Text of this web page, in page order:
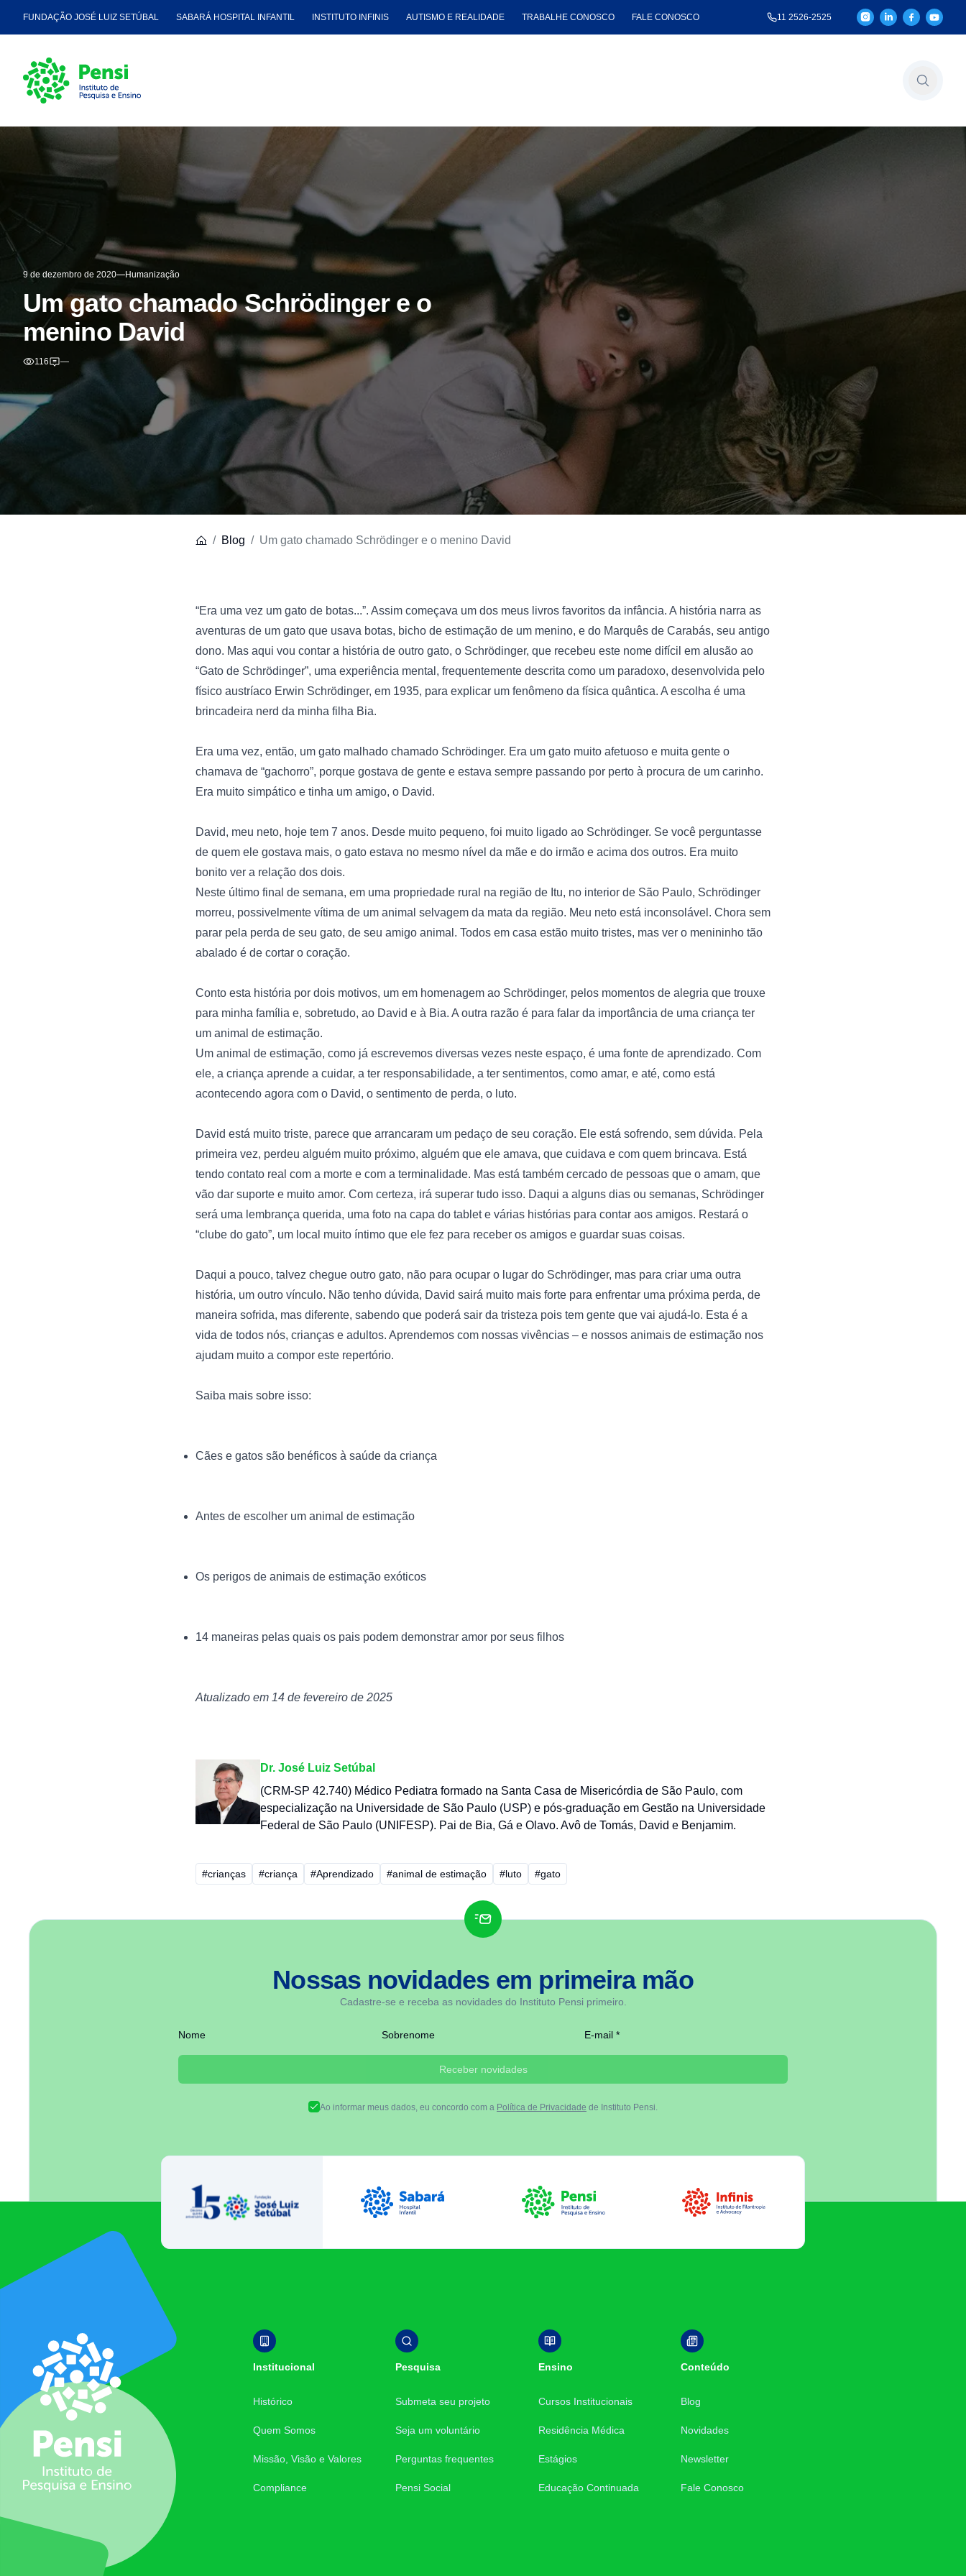
FUNDAÇÃO JOSÉ LUIZ SETÚBAL SABARÁ HOSPITAL INFANTIL INSTITUTO INFINIS AUTISMO E REALIDADE TRABALHE CONOSCO FALE CONOSCO 11 2526-2525
9 de dezembro de 2020 Humanização
Um gato chamado Schrödinger e o
menino David
116 —
Blog Um gato chamado Schrödinger e o menino David
“Era uma vez um gato de botas...”. Assim começava um dos meus livros favoritos da infância. A história narra as
aventuras de um gato que usava botas, bicho de estimação de um menino, e do Marquês de Carabás, seu antigo
dono. Mas aqui vou contar a história de outro gato, o Schrödinger, que recebeu este nome difícil em alusão ao
“Gato de Schrödinger”, uma experiência mental, frequentemente descrita como um paradoxo, desenvolvida pelo
físico austríaco Erwin Schrödinger, em 1935, para explicar um fenômeno da física quântica. A escolha é uma
brincadeira nerd da minha filha Bia.
Era uma vez, então, um gato malhado chamado Schrödinger. Era um gato muito afetuoso e muita gente o
chamava de “gachorro”, porque gostava de gente e estava sempre passando por perto à procura de um carinho.
Era muito simpático e tinha um amigo, o David.
David, meu neto, hoje tem 7 anos. Desde muito pequeno, foi muito ligado ao Schrödinger. Se você perguntasse
de quem ele gostava mais, o gato estava no mesmo nível da mãe e do irmão e acima dos outros. Era muito
bonito ver a relação dos dois.
Neste último final de semana, em uma propriedade rural na região de Itu, no interior de São Paulo, Schrödinger
morreu, possivelmente vítima de um animal selvagem da mata da região. Meu neto está inconsolável. Chora sem
parar pela perda de seu gato, de seu amigo animal. Todos em casa estão muito tristes, mas ver o menininho tão
abalado é de cortar o coração.
Conto esta história por dois motivos, um em homenagem ao Schrödinger, pelos momentos de alegria que trouxe
para minha família e, sobretudo, ao David e à Bia. A outra razão é para falar da importância de uma criança ter
um animal de estimação.
Um animal de estimação, como já escrevemos diversas vezes neste espaço, é uma fonte de aprendizado. Com
ele, a criança aprende a cuidar, a ter responsabilidade, a ter sentimentos, como amar, e até, como está
acontecendo agora com o David, o sentimento de perda, o luto.
David está muito triste, parece que arrancaram um pedaço de seu coração. Ele está sofrendo, sem dúvida. Pela
primeira vez, perdeu alguém muito próximo, alguém que ele amava, que cuidava e com quem brincava. Está
tendo contato real com a morte e com a terminalidade. Mas está também cercado de pessoas que o amam, que
vão dar suporte e muito amor. Com certeza, irá superar tudo isso. Daqui a alguns dias ou semanas, Schrödinger
será uma lembrança querida, uma foto na capa do tablet e várias histórias para contar aos amigos. Restará o
“clube do gato”, um local muito íntimo que ele fez para receber os amigos e guardar suas coisas.
Daqui a pouco, talvez chegue outro gato, não para ocupar o lugar do Schrödinger, mas para criar uma outra
história, um outro vínculo. Não tenho dúvida, David sairá muito mais forte para enfrentar uma próxima perda, de
maneira sofrida, mas diferente, sabendo que poderá sair da tristeza pois tem gente que vai ajudá-lo. Esta é a
vida de todos nós, crianças e adultos. Aprendemos com nossas vivências – e nossos animais de estimação nos
ajudam muito a compor este repertório.
Cães e gatos são benéficos à saúde da criança
Antes de escolher um animal de estimação
Os perigos de animais de estimação exóticos
14 maneiras pelas quais os pais podem demonstrar amor por seus filhos
Atualizado em 14 de fevereiro de 2025
Dr. José Luiz Setúbal
(CRM-SP 42.740) Médico Pediatra formado na Santa Casa de Misericórdia de São Paulo, com
especialização na Universidade de São Paulo (USP) e pós-graduação em Gestão na Universidade
Federal de São Paulo (UNIFESP). Pai de Bia, Gá e Olavo. Avô de Tomás, David e Benjamim.
#crianças #criança #Aprendizado #animal de estimação #luto #gato
Nossas novidades em primeira mão
Cadastre-se e receba as novidades do Instituto Pensi primeiro.
Nome Sobrenome E-mail *
Receber novidades
Ao informar meus dados, eu concordo com a Política de Privacidade de Instituto Pensi.
Fundação José Luiz Egydio SetúbalSabará Hospital Infantil Instituto Pensi Infinis
Institucional
Histórico
Quem Somos
Missão, Visão e Valores
Compliance
Pesquisa
Submeta seu projeto
Seja um voluntário
Perguntas frequentes
Pensi Social
Ensino
Cursos Institucionais
Residência Médica
Estágios
Educação Continuada
Conteúdo
Blog
Novidades
Newsletter
Fale Conosco